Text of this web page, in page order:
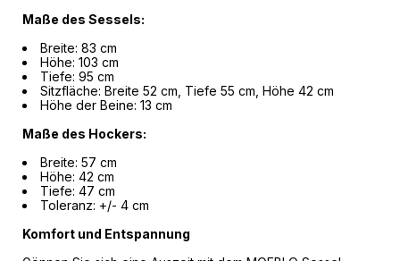
Maße des Sessels:
Breite: 83 cm
Höhe: 103 cm
Tiefe: 95 cm
Sitzfläche: Breite 52 cm, Tiefe 55 cm, Höhe 42 cm
Höhe der Beine: 13 cm
Maße des Hockers:
Breite: 57 cm
Höhe: 42 cm
Tiefe: 47 cm
Toleranz: +/- 4 cm
Komfort und Entspannung